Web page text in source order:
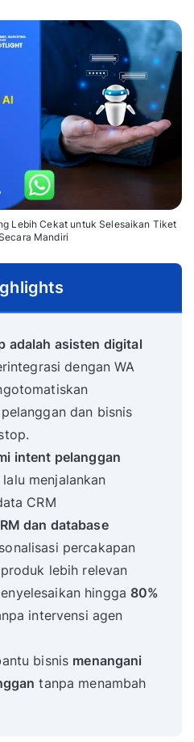
Lebih Cekat untuk Selesaikan Tiket
Mandiri
adalah asisten digital
dengan WA
dan bisnis
intent pelanggan
lalu menjalankan
CRM
dan database
percakapan
lebih relevan
hingga 80%
intervensi agen
bisnis menangani
tanpa menambah